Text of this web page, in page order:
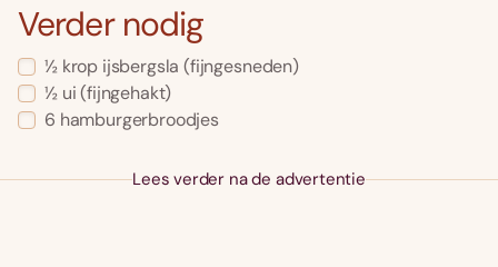
Verder nodig
½ krop ijsbergsla (fijngesneden)
½ ui (fijngehakt)
6 hamburgerbroodjes
Lees verder na de advertentie